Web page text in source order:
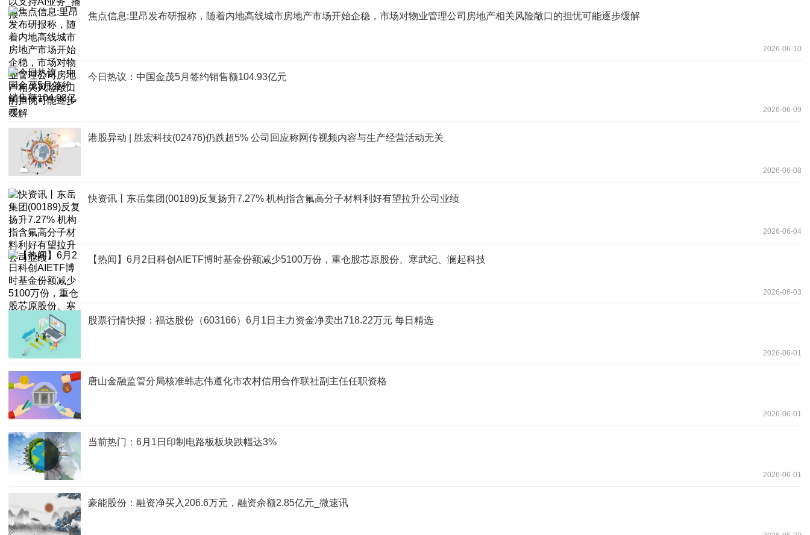
焦点信息:里昂发布研报称，随着内地高线城市房地产市场开始企稳，市场对物业管理公司房地产相关风险敞口的担忧可能逐步缓解
2026-06-10
今日热议：中国金茂5月签约销售额104.93亿元
2026-06-09
港股异动 | 胜宏科技(02476)仍跌超5% 公司回应称网传视频内容与生产经营活动无关
2026-06-08
快资讯丨东岳集团(00189)反复扬升7.27% 机构指含氟高分子材料利好有望拉升公司业绩
2026-06-04
【热闻】6月2日科创AIETF博时基金份额减少5100万份，重仓股芯原股份、寒武纪、澜起科技
2026-06-03
股票行情快报：福达股份（603166）6月1日主力资金净卖出718.22万元 每日精选
2026-06-01
唐山金融监管分局核准韩志伟遵化市农村信用合作联社副主任任职资格
2026-06-01
当前热门：6月1日印制电路板板块跌幅达3%
2026-06-01
豪能股份：融资净买入206.6万元，融资余额2.85亿元_微速讯